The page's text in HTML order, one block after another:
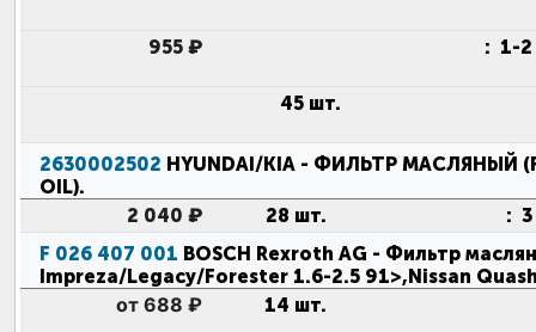
955 ₽ : 1-
45 шт.
2630002502 HYUNDAI/KIA - ФИЛЬТР МАСЛЯНЫЙ
OIL).
2 040 ₽
28 шт. :
F 026 407 001 BOSCH Rexroth AG - Фильтр
Impreza/Legacy/Forester 1.6-2.5 91>,Nissan
от 688 ₽ 14 шт.